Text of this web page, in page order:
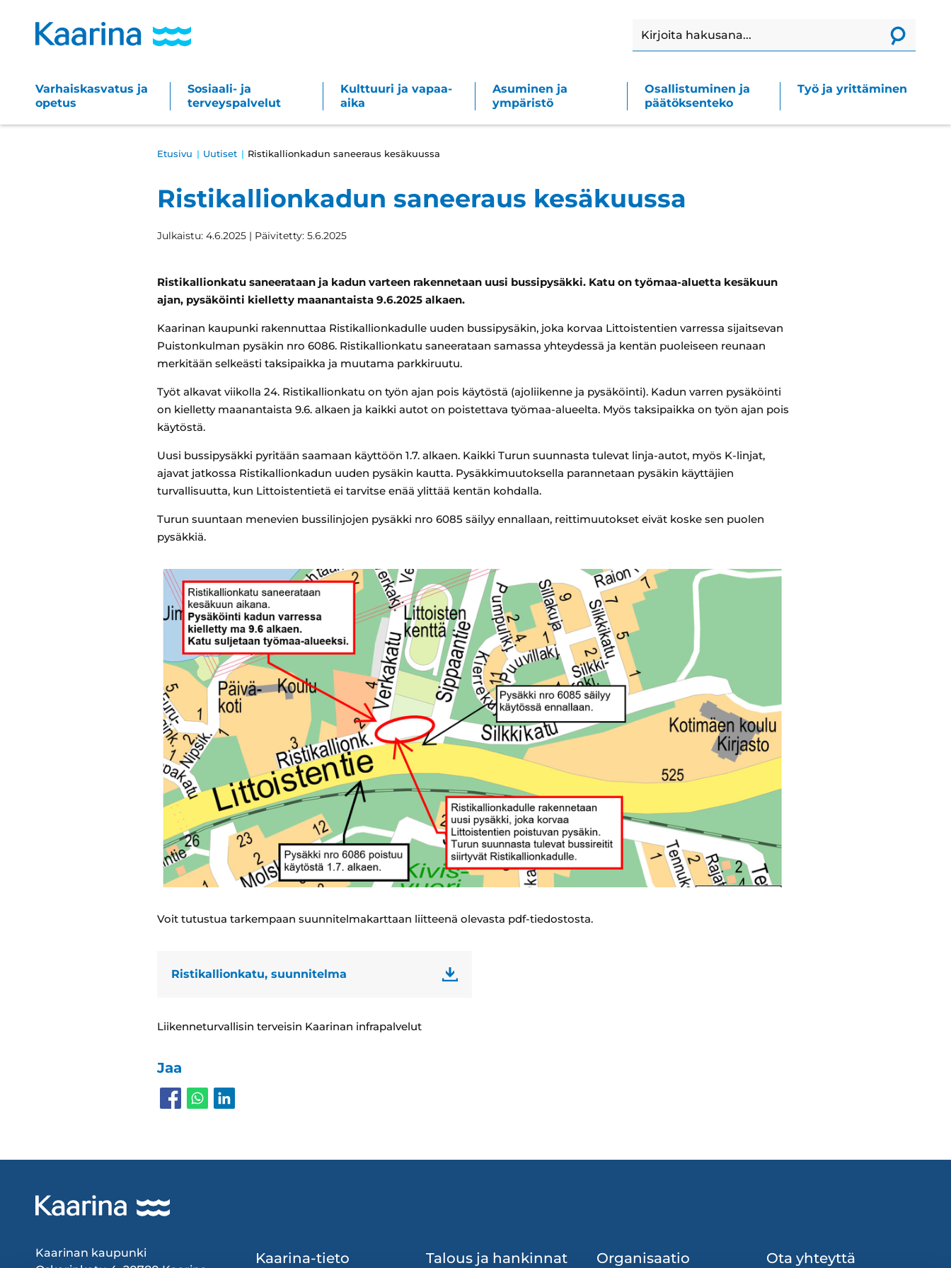
sisältöön
Main
navigation
Varhaiskasvatus ja
opetus
Sosiaali- ja
terveyspalvelut
Kulttuuri ja vapaa-
aika
Asuminen ja
ympäristö
Osallistuminen ja
päätöksenteko
Työ ja yrittäminen
haku
Breadcrumb
Etusivu Uutiset Ristikallionkadun saneeraus kesäkuussa
Ristikallionkadun saneeraus kesäkuussa
Julkaistu: 4.6.2025 | Päivitetty: 5.6.2025
Ristikallionkatu saneerataan ja kadun varteen rakennetaan uusi bussipysäkki. Katu on työmaa-aluetta kesäkuun
ajan, pysäköinti kielletty maanantaista 9.6.2025 alkaen.
Kaarinan kaupunki rakennuttaa Ristikallionkadulle uuden bussipysäkin, joka korvaa Littoistentien varressa sijaitsevan
Puistonkulman pysäkin nro 6086. Ristikallionkatu saneerataan samassa yhteydessä ja kentän puoleiseen reunaan
merkitään selkeästi taksipaikka ja muutama parkkiruutu.
Työt alkavat viikolla 24. Ristikallionkatu on työn ajan pois käytöstä (ajoliikenne ja pysäköinti). Kadun varren pysäköinti
on kielletty maanantaista 9.6. alkaen ja kaikki autot on poistettava työmaa-alueelta. Myös taksipaikka on työn ajan pois
käytöstä.
Uusi bussipysäkki pyritään saamaan käyttöön 1.7. alkaen. Kaikki Turun suunnasta tulevat linja-autot, myös K-linjat,
ajavat jatkossa Ristikallionkadun uuden pysäkin kautta. Pysäkkimuutoksella parannetaan pysäkin käyttäjien
turvallisuutta, kun Littoistentietä ei tarvitse enää ylittää kentän kohdalla.
Turun suuntaan menevien bussilinjojen pysäkki nro 6085 säilyy ennallaan, reittimuutokset eivät koske sen puolen
pysäkkiä.
Voit tutustua tarkempaan suunnitelmakarttaan liitteenä olevasta pdf-tiedostosta.
Ristikallionkatu, suunnitelma
Liikenneturvallisin terveisin Kaarinan infrapalvelut
Jaa
Kaarinan kaupunki
Footer
Kaarina-tieto Talous ja hankinnat Organisaatio Ota yhteyttä